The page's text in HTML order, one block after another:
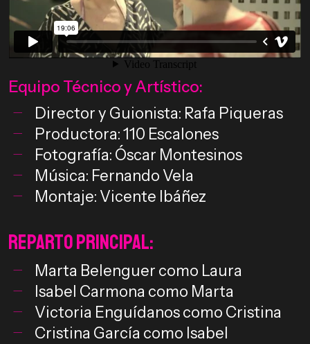
Equipo Técnico y Artístico:
Director y Guionista: Rafa Piqueras
Productora: 110 Escalones
Fotografía: Óscar Montesinos
Música: Fernando Vela
Montaje: Vicente Ibáñez
Reparto Principal:
Marta Belenguer como Laura
Isabel Carmona como Marta
Victoria Enguídanos como Cristina
Cristina García como Isabel